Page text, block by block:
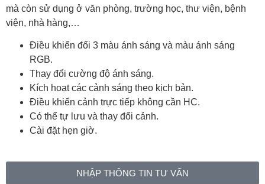
mà còn sử dụng ở văn phòng, trường học, thư viện, bệnh
viện, nhà hàng,…
Điều khiển đổi 3 màu ánh sáng và màu ánh sáng
RGB.
Thay đổi cường độ ánh sáng.
Kích hoạt các cảnh sáng theo kịch bản.
Điều khiển cảnh trực tiếp không cần HC.
Có thể tự lưu và thay đổi cảnh.
Cài đặt hẹn giờ.
NHẬP THÔNG TIN TƯ VẤN